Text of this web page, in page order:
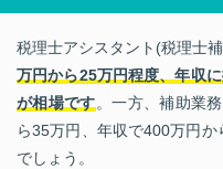
税理士アシスタント(税理士補
万円から25万円程度、年収
が相場です。一方、補助業
ら35万円、年収で400万円
でしょう。